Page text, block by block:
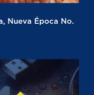
Nueva Época No.